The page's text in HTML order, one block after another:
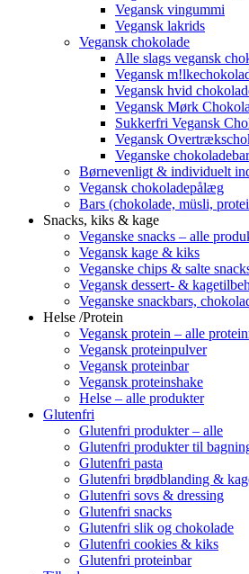
Vegansk vingummi
Vegansk lakrids
Vegansk chokolade
Alle slags vegansk
Vegansk
Vegansk hvid
Vegansk Mørk
Sukkerfri Vegansk
Vegansk
Veganske
Børnevenligt & individuelt
Vegansk chokoladepålæg
Bars (chokolade, müsli,
Snacks, kiks & kage
Veganske snacks – alle
Vegansk kage & kiks
Veganske chips & salte
Vegansk dessert- &
Veganske snackbars,
Helse /Protein
Vegansk protein – alle
Vegansk proteinpulver
Vegansk proteinbar
Vegansk proteinshake
Helse – alle produkter
Glutenfri
Glutenfri produkter – alle
Glutenfri produkter til
Glutenfri pasta
Glutenfri brødblanding &
Glutenfri sovs & dressing
Glutenfri snacks
Glutenfri slik og chokolade
Glutenfri cookies & kiks
Glutenfri proteinbar